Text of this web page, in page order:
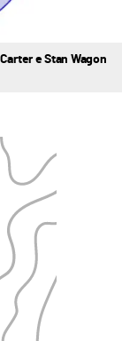
e Stan Wagon